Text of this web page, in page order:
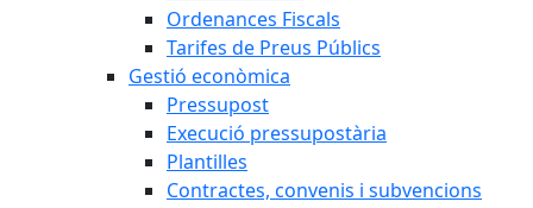
Ordenances Fiscals
Tarifes de Preus Públics
Gestió econòmica
Pressupost
Execució pressupostària
Plantilles
Contractes, convenis i subvencions